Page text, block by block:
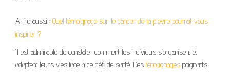
A lire aussi : Quel témoignage sur le cancer de la plèvre pourrait vous
inspirer ?
Il est admirable de constater comment les individus s’organisent et
adaptent leurs vies face à ce défi de santé. Des témoignages poignants